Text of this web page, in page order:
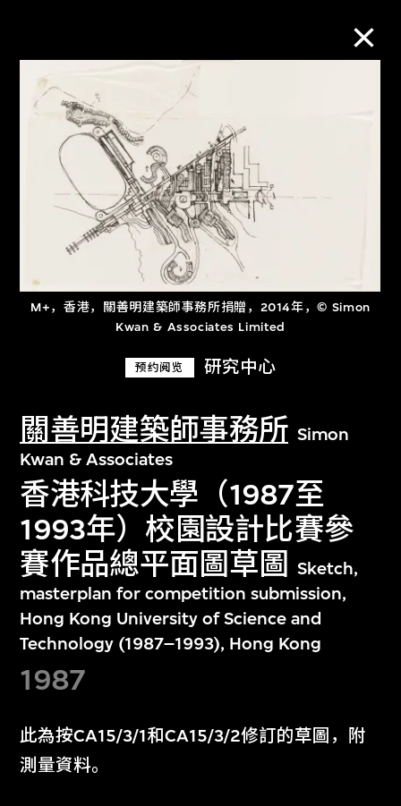
M+，香港，關善明建築師事務所捐贈，2014年，© Simon
Kwan & Associates Limited
预约阅览 研究中心
關善明建築師事務所 Simon
Kwan & Associates
香港科技大學（1987至
1993年）校園設計比賽參
賽作品總平面圖草圖
Sketch,
masterplan for competition submission,
Hong Kong University of Science and
Technology (1987–1993), Hong Kong
1987
此為按CA15/3/1和CA15/3/2修訂的草圖，附
測量資料。
M+藏品
进一步筛选
关于M+藏品
探索世界顶级的二十及二十一世纪视觉
文化藏品。